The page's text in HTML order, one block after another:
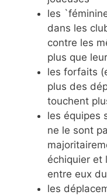
les
dans les
contre les
plus que
les forfaits
plus des
touchent
les équipes
ne le sont
échiquier et
entre eux
les